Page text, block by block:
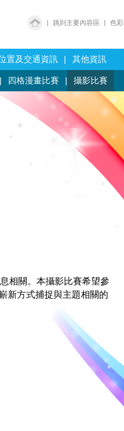
| 跳到主要內容區 | 色彩
置及交通資訊 其他資訊
四格漫畫比賽 攝影比賽
相關。本攝影比賽希望參
新方式捕捉與主題相關的